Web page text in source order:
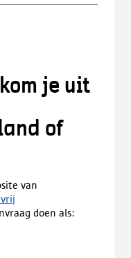
je uit
of
van
doen als: